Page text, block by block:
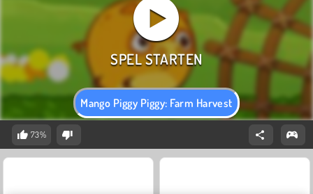
Mango Piggy Piggy: Farm Harvest
73%